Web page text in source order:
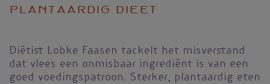
plantaardig dieet
Diëtist Lobke Faasen tackelt het misverstand
dat vlees een onmisbaar ingrediënt is van een
goed voedingspatroon. Sterker, plantaardig eten